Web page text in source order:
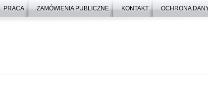
PRACA ZAMÓWIENIA PUBLICZNE KONTAKT OCHRONA